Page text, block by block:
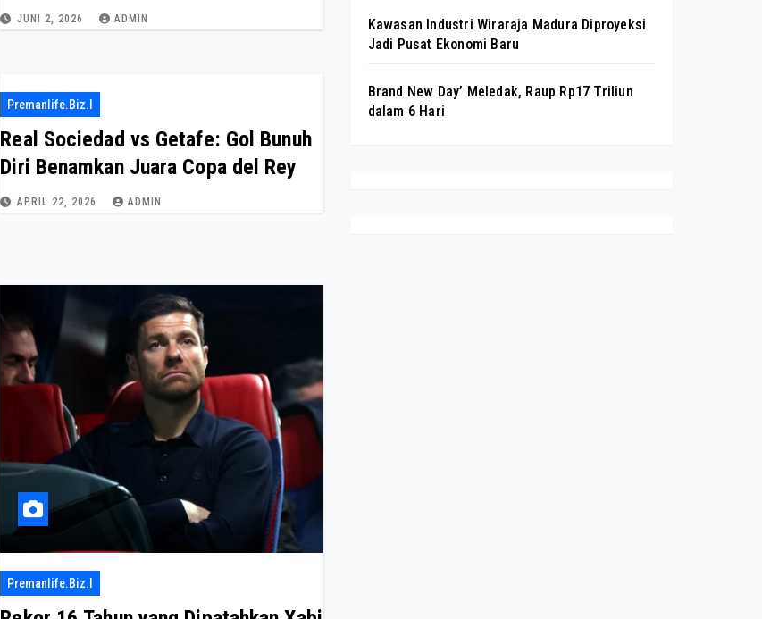
JUNI 2, 2026 ADMIN
Premanlife.biz.i
Real Sociedad vs Getafe: Gol Bunuh
Diri Benamkan Juara Copa del Rey
APRIL 22, 2026 ADMIN
Premanlife.biz.i
Kawasan Industri Wiraraja Madura Diproyeksi
Jadi Pusat Ekonomi Baru
Brand New Day’ Meledak, Raup Rp17 Triliun
dalam 6 Hari